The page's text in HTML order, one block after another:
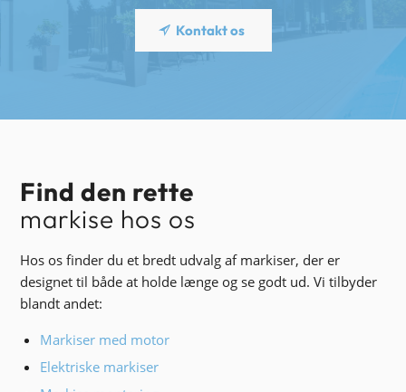
Kontakt os
Find den rette
markise hos os
Hos os finder du et bredt udvalg af markiser, der er
designet til både at holde længe og se godt ud. Vi tilbyder
blandt andet:
Markiser med motor
Elektriske markiser